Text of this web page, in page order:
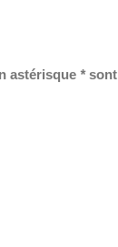
astérisque*sont